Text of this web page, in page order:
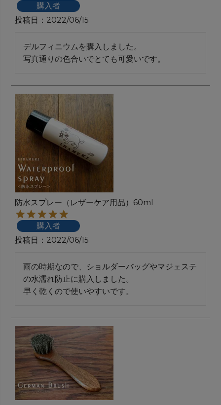
購入者
投稿日
2022/06/15
デルフィニウムを購入しました。
写真通りの色合いでとても可愛いです。
防水スプレー（レザーケア用品）60ml
購入者
投稿日
2022/06/15
雨の時期なので、ショルダーバッグやマジェステ
の水濡れ防止に購入しました。
早く乾くので使いやすいです。